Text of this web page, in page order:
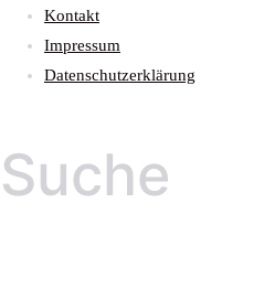
Kontakt
Impressum
Datenschutzerklärung
Suche